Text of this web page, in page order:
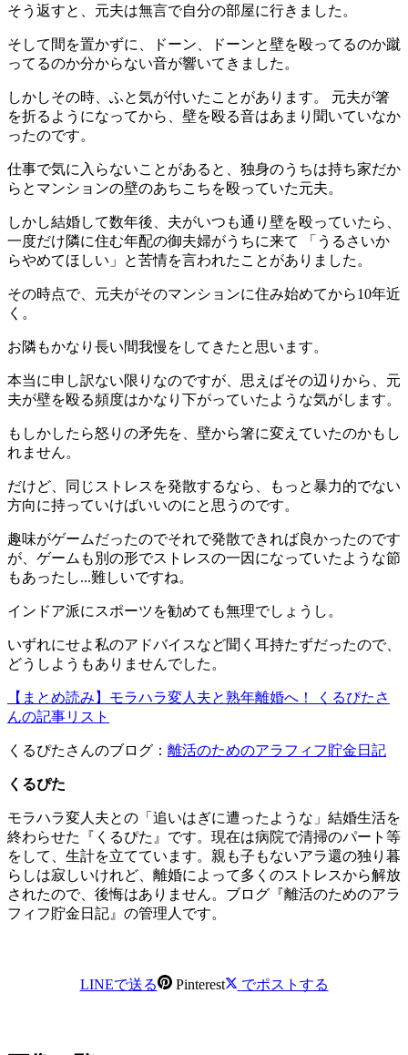
そう返すと、元夫は無言で自分の部屋に行きました。
そして間を置かずに、ドーン、ドーンと壁を殴ってるのか蹴
ってるのか分からない音が響いてきました。
しかしその時、ふと気が付いたことがあります。 元夫が箸
を折るようになってから、壁を殴る音はあまり聞いていなか
ったのです。
仕事で気に入らないことがあると、独身のうちは持ち家だか
らとマンションの壁のあちこちを殴っていた元夫。
しかし結婚して数年後、夫がいつも通り壁を殴っていたら、
一度だけ隣に住む年配の御夫婦がうちに来て 「うるさいか
らやめてほしい」と苦情を言われたことがありました。
その時点で、元夫がそのマンションに住み始めてから10年近
く。
お隣もかなり長い間我慢をしてきたと思います。
本当に申し訳ない限りなのですが、思えばその辺りから、元
夫が壁を殴る頻度はかなり下がっていたような気がします。
もしかしたら怒りの矛先を、壁から箸に変えていたのかもし
れません。
だけど、同じストレスを発散するなら、もっと暴力的でない
方向に持っていけばいいのにと思うのです。
趣味がゲームだったのでそれで発散できれば良かったのです
が、ゲームも別の形でストレスの一因になっていたような節
もあったし...難しいですね。
インドア派にスポーツを勧めても無理でしょうし。
いずれにせよ私のアドバイスなど聞く耳持たずだったので、
どうしようもありませんでした。
【まとめ読み】モラハラ変人夫と熟年離婚へ！ くるぴたさ
んの記事リスト
くるぴたさんのブログ： 離活のためのアラフィフ貯金日記
くるぴた
モラハラ変人夫との「追いはぎに遭ったような」結婚生活を
終わらせた『くるぴた』です。現在は病院で清掃のパート等
をして、生計を立てています。親も子もないアラ還の独り暮
らしは寂しいけれど、離婚によって多くのストレスから解放
されたので、後悔はありません。ブログ『離活のためのアラ
フィフ貯金日記』の管理人です。
LINEで送る Pinterest でポストする